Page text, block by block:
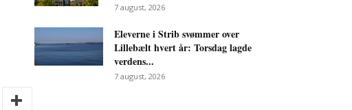
7 august, 2026
Eleverne i Strib svømmer over
Lillebælt hvert år: Torsdag lagde
verdens...
7 august, 2026